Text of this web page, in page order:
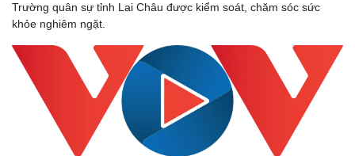
Trường quân sự tỉnh Lai Châu được kiểm soát, chăm sóc sức
khỏe nghiêm ngặt.